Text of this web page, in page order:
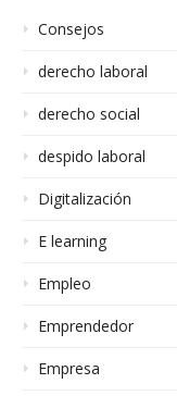
Consejos
derecho laboral
derecho social
despido laboral
Digitalización
E learning
Empleo
Emprendedor
Empresa